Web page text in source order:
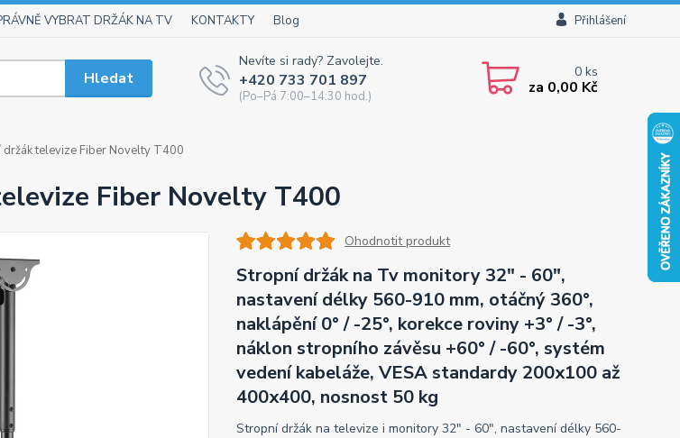
VYBRAT DRŽÁK NA TV KONTAKTY Blog Přihlášení
Hledat
Nevíte si rady? Zavolejte.
+420 733 701 897
(Po–Pá 7:00–14:30 hod.)
0ks
za 0,00 Kč
držák televize Fiber Novelty T400
Fiber Novelty T400
Ohodnotit produkt
Stropní držák na Tv monitory 32" - 60",
nastavení délky 560-910 mm, otáčný 360°,
naklápění 0° / -25°, korekce roviny +3° / -3°,
náklon stropního závěsu +60° / -60°, systém
vedení kabeláže, VESA standardy 200x100 až
400x400, nosnost 50 kg
Stropní držák na televize i monitory 32" - 60", nastavení délky 560-